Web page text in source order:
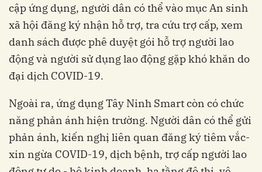
cập ứng dụng, người dân có thể vào mục An sinh
xã hội đăng ký nhận hỗ trợ, tra cứu trợ cấp, xem
danh sách được phê duyệt gói hỗ trợ người lao
động và người sử dụng lao động gặp khó khăn do
đại dịch COVID-19.
Ngoài ra, ứng dụng Tây Ninh Smart còn có chức
năng phản ánh hiện trường. Người dân có thể gửi
phản ánh, kiến nghị liên quan đăng ký tiêm vắc-
xin ngừa COVID-19, dịch bệnh, trợ cấp người lao